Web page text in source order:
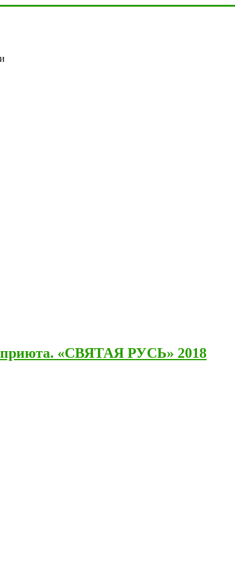
приюта. «СВЯТАЯ РУСЬ» 2018